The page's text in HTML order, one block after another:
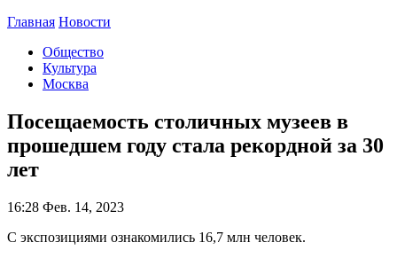
Главная Новости
Общество
Культура
Москва
Посещаемость столичных музеев в
прошедшем году стала рекордной за 30
лет
16:28 Фев. 14, 2023
С экспозициями ознакомились 16,7 млн человек.